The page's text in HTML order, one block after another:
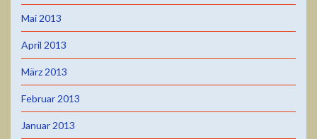
Mai 2013
April 2013
März 2013
Februar 2013
Januar 2013